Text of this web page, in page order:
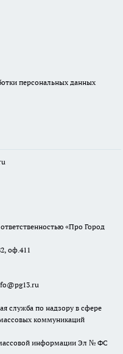
персональных данных
«Про Город
оф.411
служба по надзору в сфере
коммуникаций
массовой информации Эл № ФС